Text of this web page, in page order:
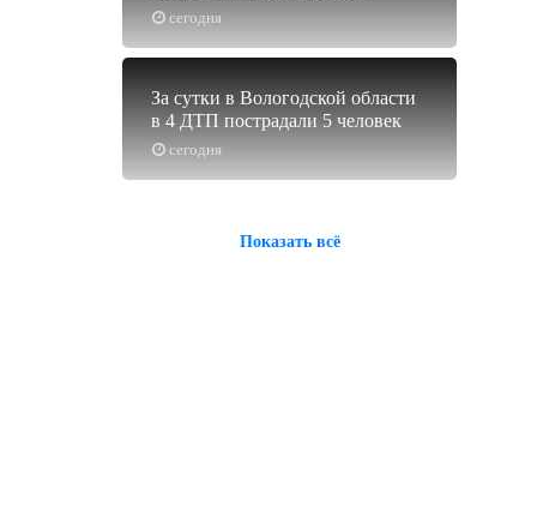
сегодня
сегодня
За сутки в Вологодской области
в 4 ДТП пострадали 5 человек
Показать всё